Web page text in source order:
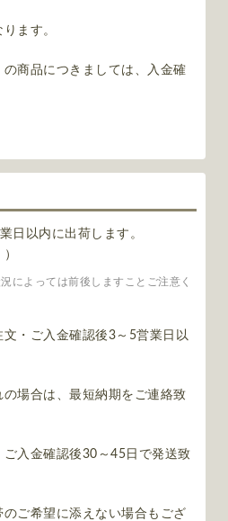
ます。
商品につきましては、入金確
日以内に出荷します。
によっては前後しますことご注意く
・ご入金確認後3～5営業日以
場合は、最短納期をご連絡致
入金確認後30～45日で発送致
ご希望に添えない場合もござ